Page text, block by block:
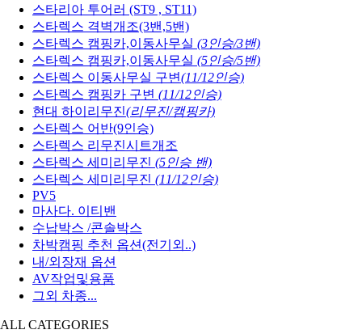
스타리아 투어러 (ST9 , ST11)
스타렉스 격벽개조(3밴,5밴)
스타렉스 캠핑카,이동사무실 (3인승/3밴)
스타렉스 캠핑카,이동사무실 (5인승/5밴)
스타렉스 이동사무실 구변(11/12인승)
스타렉스 캠핑카 구변 (11/12인승)
현대 하이리무진(리무진/캠핑카)
스타렉스 어반(9인승)
스타렉스 리무진시트개조
스타렉스 세미리무진 (5인승 밴)
스타렉스 세미리무진 (11/12인승)
PV5
마사다. 이티밴
수납박스 /콘솔박스
차박캠핑 추천 옵션(전기외..)
내/외장재 옵션
AV작업및용품
그외 차종...
ALL CATEGORIES